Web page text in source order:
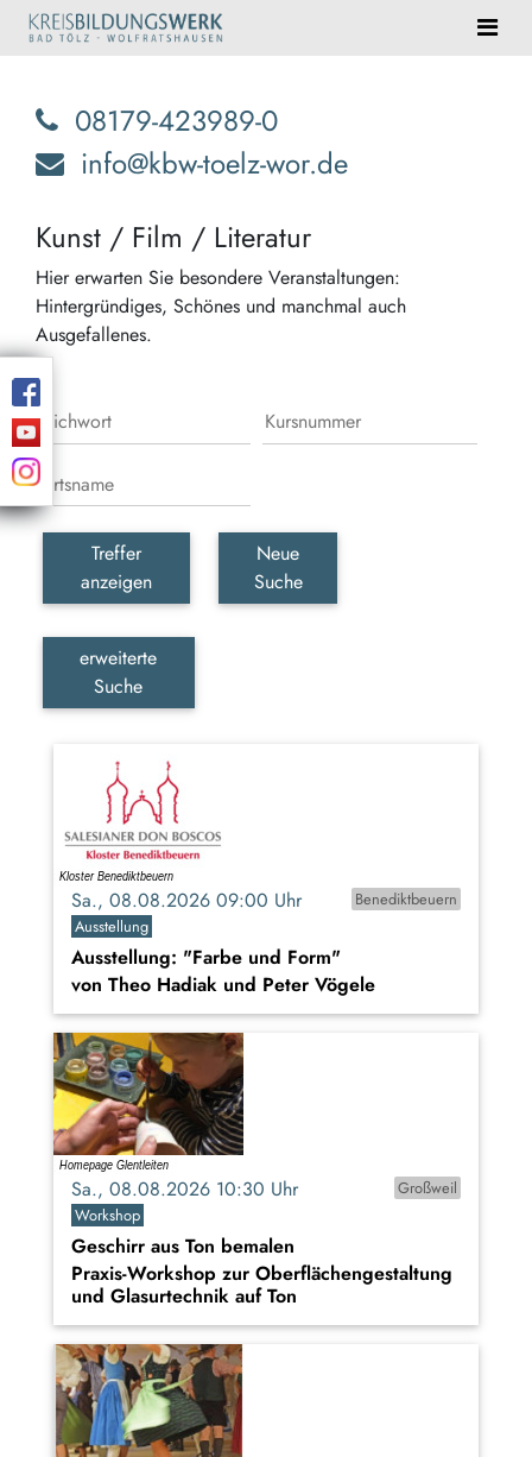
08179-423989-0
info@kbw-toelz-wor.de
Kunst / Film / Literatur
Hier erwarten Sie besondere Veranstaltungen:
Hintergründiges, Schönes und manchmal auch
Ausgefallenes.
Treffer
anzeigen
Neue
Suche
erweiterte
Suche
Sa., 08.08.2026 09:00 Uhr
Benediktbeuern
Ausstellung
Ausstellung: "Farbe und Form"
von Theo Hadiak und Peter Vögele
Sa., 08.08.2026 10:30 Uhr
Großweil
Workshop
Geschirr aus Ton bemalen
Praxis-Workshop zur Oberflächengestaltung
und Glasurtechnik auf Ton